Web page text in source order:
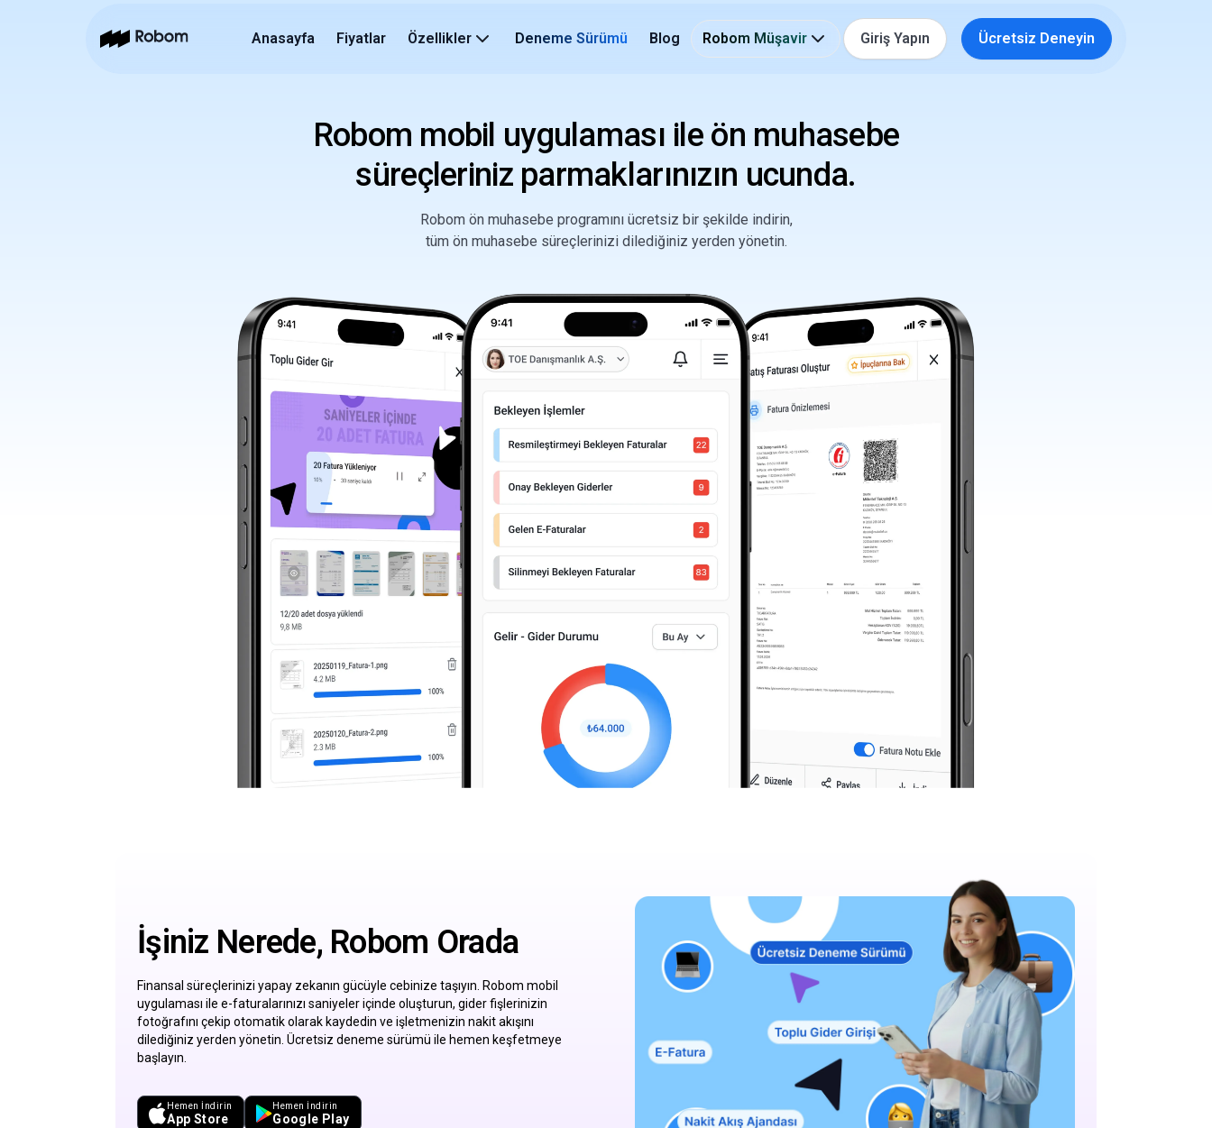
Anasayfa Fiyatlar Özellikler Deneme Sürümü Blog Robom Müşavir Giriş Yapın Ücretsiz Deneyin
Robom mobil uygulaması ile ön muhasebe
süreçleriniz parmaklarınızın ucunda.
Robom ön muhasebe programını ücretsiz bir şekilde indirin,
tüm ön muhasebe süreçlerinizi dilediğiniz yerden yönetin.
İşiniz Nerede, Robom Orada
Finansal süreçlerinizi yapay zekanın gücüyle cebinize taşıyın. Robom mobil
uygulaması ile e-faturalarınızı saniyeler içinde oluşturun, gider fişlerinizin
fotoğrafını çekip otomatik olarak kaydedin ve işletmenizin nakit akışını
dilediğiniz yerden yönetin. Ücretsiz deneme sürümü ile hemen keşfetmeye
başlayın.
Hemen İndirin
App Store
Hemen İndirin
Google Play